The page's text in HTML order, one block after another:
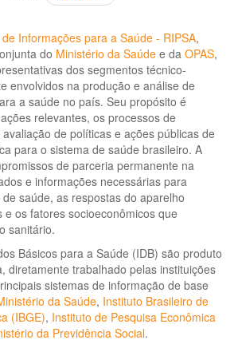
Informações para a Saúde - RIPSA,
do Ministério da Saúde e da OPAS,
dos segmentos técnico-
envolvidos na produção e análise de
a saúde no país. Seu propósito é
relevantes, os processos de
de políticas e ações públicas de
para o sistema de saúde brasileiro. A
de parceria permanente na
e informações necessárias para
saúde, as respostas do aparelho
os fatores socioeconômicos que
sanitário.
Básicos para a Saúde (IDB) são produto
diretamente trabalhado pelas instituições
sistemas de informação de base
da Saúde, Instituto Brasileiro de
(IBGE), Instituto de Pesquisa Econômica
da Previdência Social.